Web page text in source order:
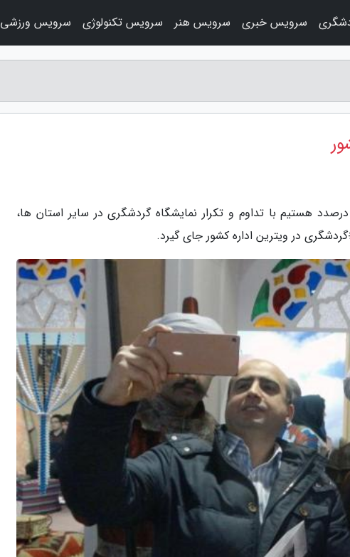
هستیم با تداوم و تکرار نمایشگاه گردشگری در سایر استان ها،
در ویترین اداره کشور جای گیرد.
سرویس خبری سرویس هنر سرویس تکنولوژی سرویس ورزشی